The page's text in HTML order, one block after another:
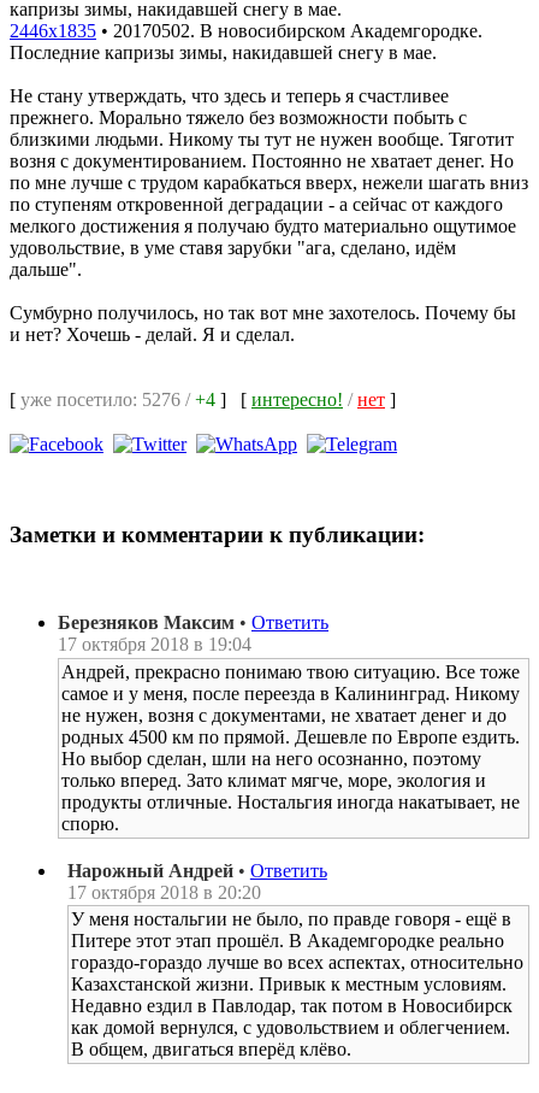
2446x1835 • 20170502. В новосибирском Академгородке.
Последние капризы зимы, накидавшей снегу в мае.
Не стану утверждать, что здесь и теперь я счастливее
прежнего. Морально тяжело без возможности побыть с
близкими людьми. Никому ты тут не нужен вообще. Тяготит
возня с документированием. Постоянно не хватает денег. Но
по мне лучше с трудом карабкаться вверх, нежели шагать вниз
по ступеням откровенной деградации - а сейчас от каждого
мелкого достижения я получаю будто материально ощутимое
удовольствие, в уме ставя зарубки "ага, сделано, идём
дальше".
Сумбурно получилось, но так вот мне захотелось. Почему бы
и нет? Хочешь - делай. Я и сделал.
[ уже посетило: 5276 /+4 ] [ интересно! /нет ]
Заметки и комментарии к публикации:
Березняков Максим • Ответить
17 октября 2018 в 19:04
Андрей, прекрасно понимаю твою ситуацию. Все тоже
самое и у меня, после переезда в Калининград. Никому
не нужен, возня с документами, не хватает денег и до
родных 4500 км по прямой. Дешевле по Европе ездить.
Но выбор сделан, шли на него осознанно, поэтому
только вперед. Зато климат мягче, море, экология и
продукты отличные. Ностальгия иногда накатывает, не
спорю.
Нарожный Андрей • Ответить
17 октября 2018 в 20:20
У меня ностальгии не было, по правде говоря - ещё в
Питере этот этап прошёл. В Академгородке реально
гораздо-гораздо лучше во всех аспектах, относительно
Казахстанской жизни. Привык к местным условиям.
Недавно ездил в Павлодар, так потом в Новосибирск
как домой вернулся, с удовольствием и облегчением.
В общем, двигаться вперёд клёво.